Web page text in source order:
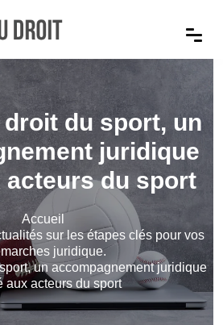
du sport, un
juridique
acteurs du sport
Accueil
sur les étapes clés pour vos
juridique.
un accompagnement juridique
aux acteurs du sport